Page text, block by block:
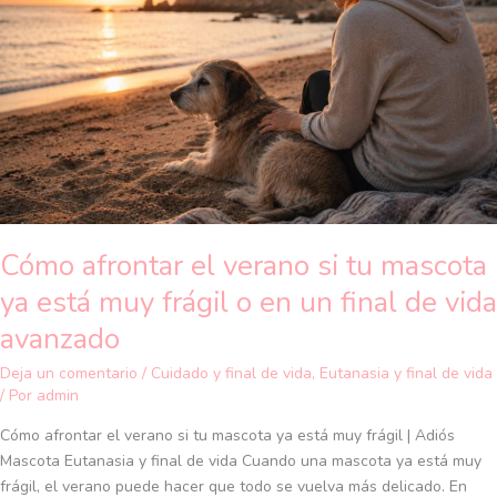
Cómo afrontar el verano si tu mascota
ya está muy frágil o en un final de vida
avanzado
Deja un comentario / Cuidado y final de vida, Eutanasia y final de vida
/ Por admin
Cómo afrontar el verano si tu mascota ya está muy frágil | Adiós
Mascota Eutanasia y final de vida Cuando una mascota ya está muy
frágil, el verano puede hacer que todo se vuelva más delicado. En
si
tu
mascota
ya
está
muy
frágil
o
en
final
vida
avanzado